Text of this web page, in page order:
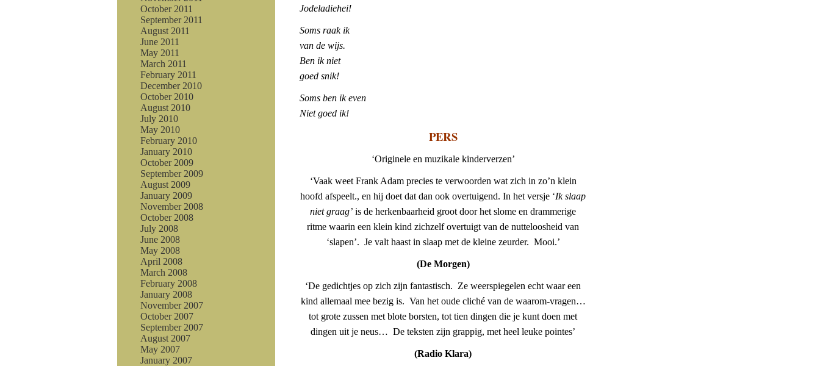
October 2011
September 2011
August 2011
June 2011
May 2011
March 2011
February 2011
December 2010
October 2010
August 2010
July 2010
May 2010
February 2010
January 2010
October 2009
September 2009
August 2009
January 2009
November 2008
October 2008
July 2008
June 2008
May 2008
April 2008
March 2008
February 2008
January 2008
November 2007
October 2007
September 2007
August 2007
May 2007
January 2007
Jodeladiehei!
Soms raak ik
van de wijs.
Ben ik niet
goed snik!
Soms ben ik even
Niet goed ik!
PERS
‘Originele en muzikale kinderverzen’
‘Vaak weet Frank Adam precies te verwoorden wat zich in zo’n klein
hoofd afspeelt., en hij doet dat dan ook overtuigend. In het versje ‘Ik slaap
niet graag’ is de herkenbaarheid groot door het slome en drammerige
ritme waarin een klein kind zichzelf overtuigt van de nutteloosheid van
‘slapen’. Je valt haast in slaap met de kleine zeurder. Mooi.’
(De Morgen)
‘De gedichtjes op zich zijn fantastisch. Ze weerspiegelen echt waar een
kind allemaal mee bezig is. Van het oude cliché van de waarom-vragen…
tot grote zussen met blote borsten, tot tien dingen die je kunt doen met
dingen uit je neus… De teksten zijn grappig, met heel leuke pointes’
(Radio Klara)